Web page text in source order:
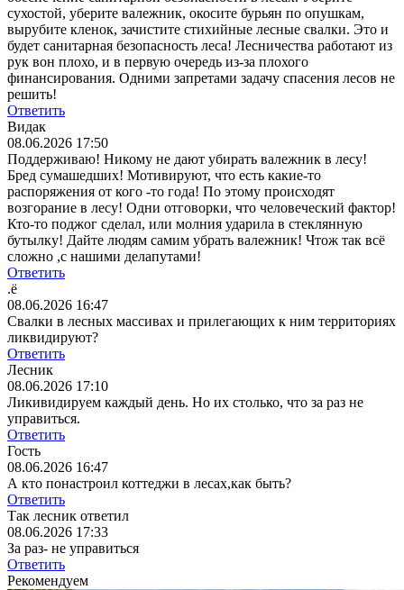
сухостой, уберите валежник, окосите бурьян по опушкам,
вырубите кленок, зачистите стихийные лесные свалки. Это и
будет санитарная безопасность леса! Лесничества работают из
рук вон плохо, и в первую очередь из-за плохого
финансирования. Одними запретами задачу спасения лесов не
решить!
Ответить
Видак
08.06.2026 17:50
Поддерживаю! Никому не дают убирать валежник в лесу!
Бред сумашедших! Мотивируют, что есть какие-то
распоряжения от кого -то года! По этому происходят
возгорание в лесу! Одни отговорки, что человеческий фактор!
Кто-то поджог сделал, или молния ударила в стеклянную
бутылку! Дайте людям самим убрать валежник! Чтож так всë
сложно ,с нашими делапутами!
Ответить
.ё
08.06.2026 16:47
Свалки в лесных массивах и прилегающих к ним территориях
ликвидируют?
Ответить
Лесник
08.06.2026 17:10
Ликивидируем каждый день. Но их столько, что за раз не
управиться.
Ответить
Гость
08.06.2026 16:47
А кто понастроил коттеджи в лесах,как быть?
Ответить
Так лесник ответил
08.06.2026 17:33
За раз- не управиться
Ответить
Рекомендуем